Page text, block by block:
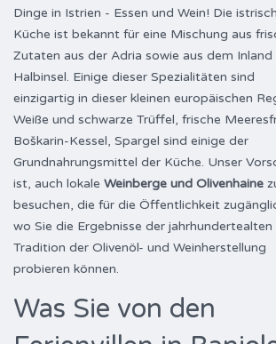
Dinge in Istrien - Essen und Wein! Die
Küche ist bekannt für eine Mischung aus
Zutaten aus der Adria sowie aus dem Inland
Halbinsel. Einige dieser Spezialitäten sind
einzigartig in dieser kleinen europäischen
Weiße und schwarze Trüffel, frische
Boškarin-Kessel, Spargel sind einige der
Grundnahrungsmittel der Küche. Unser
ist, auch lokale Weinberge und Olivenhaine
besuchen, die für die Öffentlichkeit
wo Sie die Ergebnisse der jahrhundertealten
Tradition der Olivenöl- und Weinherstellung
probieren können.
Was Sie von den